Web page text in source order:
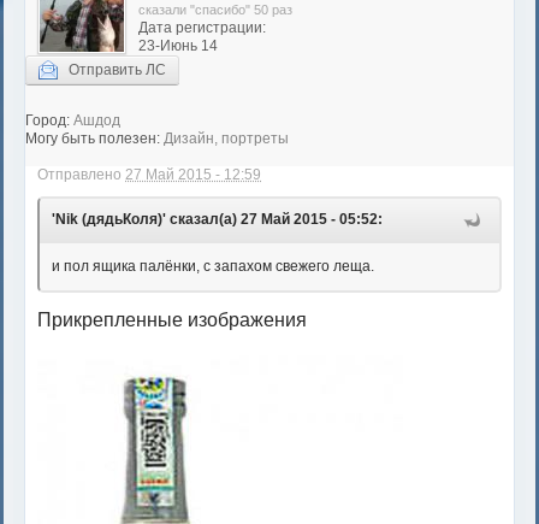
сказали "спасибо" 50 раз
Дата регистрации:
23-Июнь 14
Отправить ЛС
Город: Ашдод
Могу быть полезен: Дизайн, портреты
Отправлено 27 Май 2015 - 12:59
'Nik (дядьКоля)' сказал(а) 27 Май 2015 - 05:52:
и пол ящика палёнки, с запахом свежего леща.
Прикрепленные изображения